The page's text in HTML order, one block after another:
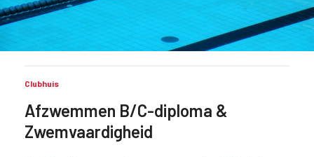
Clubhuis
Afzwemmen B/C-diploma &
Zwemvaardigheid